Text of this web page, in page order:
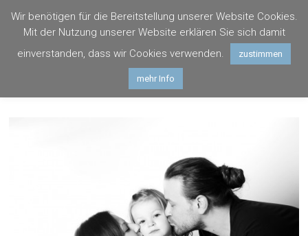
Inhalt
springenPhotogräfin
Hagenau
Wir benötigen für die Bereitstellung unserer Website Cookies.
Mit der Nutzung unserer Website erklären Sie sich damit
einverstanden, dass wir Cookies verwenden.
zustimmen
mehr Info